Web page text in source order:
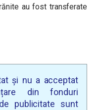
au fost transferate
și nu a acceptat
din fonduri
publicitate sunt